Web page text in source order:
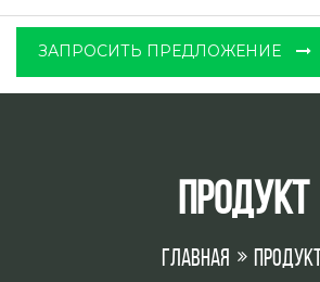
ЗАПРОСИТЬ ПРЕДЛОЖЕНИЕ
Продукт
Главная Продукт